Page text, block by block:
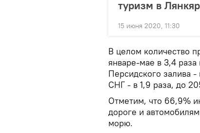
туризм в
15 июня 2020, 11:30
В целом количество
январе-мае в 3,4 раза
Персидского залива -
СНГ - в 1,9 раза, до
Отметим, что 66,9%
дороге и
морю.